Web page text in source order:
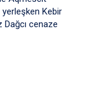
Kebir
Dağcı cenaze